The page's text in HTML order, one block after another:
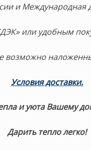
и Международная
или удобным
возможно
Условия доставки.
и уюта Вашему
Дарить тепло легко!